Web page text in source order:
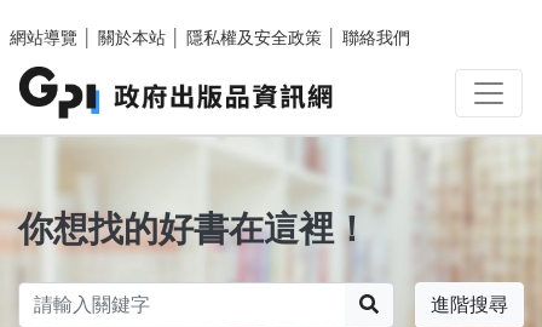
網站導覽
關於本站 隱私權及安全政策 聯絡我們
你想找的好書在這裡！
進階搜尋